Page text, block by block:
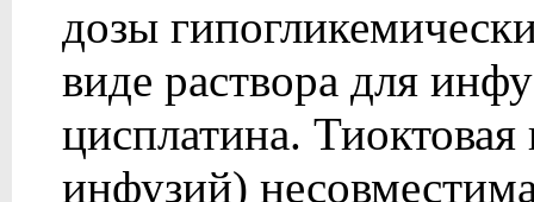
дозы
виде раствора для
цисплатина. Тиоктовая
инфузий)